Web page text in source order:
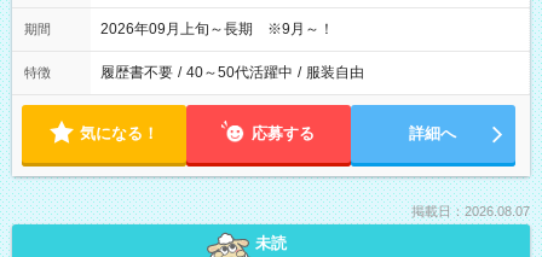
期間 2026年09月上旬～長期 ※9月～！
特徴 履歴書不要 / 40～50代活躍中 / 服装自由
気になる！ 応募する 詳細へ
掲載日：2026.08.07
未読